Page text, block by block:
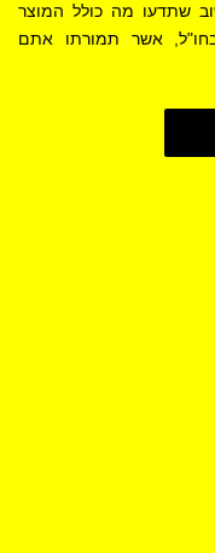
שתדעו מה כולל המוצר
אשר תמורתו אתם